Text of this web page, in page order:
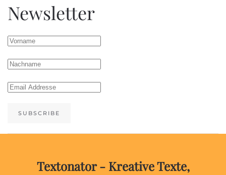
Newsletter
SUBSCRIBE
Textonator - Kreative Texte,